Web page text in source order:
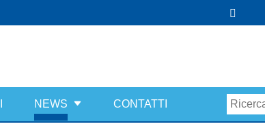
NEWS CONTATTI